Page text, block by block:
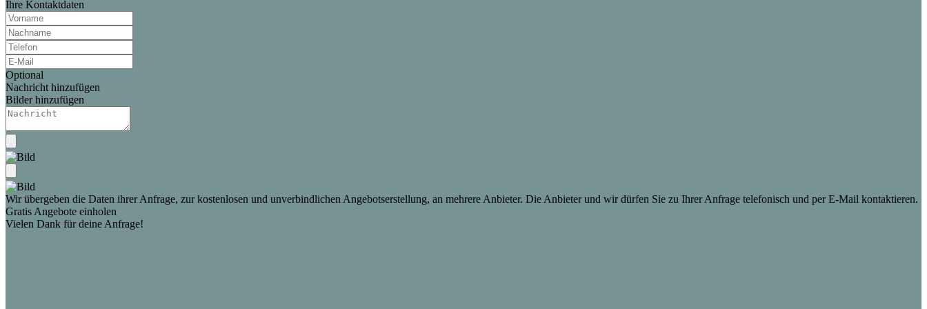
Ihre Kontaktdaten
Optional
Nachricht hinzufügen
Bilder hinzufügen
Wir übergeben die Daten ihrer Anfrage, zur kostenlosen und unverbindlichen Angebotserstellung, an mehrere Anbieter. Die Anbieter und wir dürfen Sie zu Ihrer Anfrage telefonisch und per E-Mail kontaktieren.
Gratis Angebote einholen
Vielen Dank für deine Anfrage!